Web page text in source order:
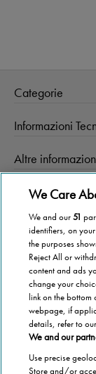
Categorie
Salute
Casa
Terza Età
Stannah
Famiglia
Stannah
Informazioni
Cookie Policy
Privacy Policy
Altre
Che cos’è il blog
Il libro
Chi Siamo
Stannah sito
We Care
We and our51
identifiers, on
the purposes
Reject All or
content and ads
change your
link on the bottom
webpage, if
details, refer to
We and our
Use precise
Store and/or